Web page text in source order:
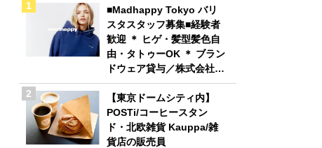
■Madhappy Tokyo バリ
スタスタッフ募集■経験者
歓迎 ＊ ヒゲ・髪型髪色自
由・タトゥーOK ＊ ブラン
ドウェア貸与／株式会社
Madhappy Japan
【東京ドームシティ内】
POSTi/コーヒースタン
ド・北欧雑貨 Kauppa/雑
貨店の販売員